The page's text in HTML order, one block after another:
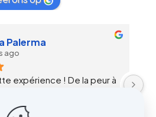
Rodriguez Rodriguez
ago
par le docteur Plovier en
de l augmentation mammaire